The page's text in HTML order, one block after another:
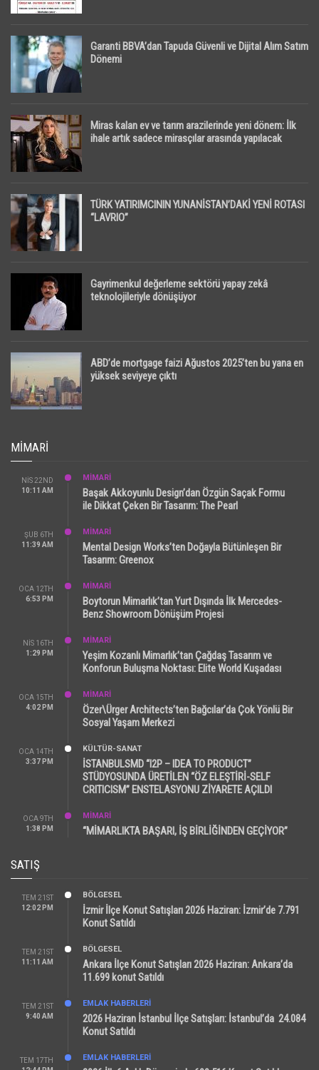
Garanti BBVA’dan Tapuda Güvenli ve Dijital Alım Satım
Dönemi
Miras kalan ev ve tarım arazilerinde yeni dönem: İlk
ihale artık sadece mirasçılar arasında yapılacak
TÜRK YATIRIMCININ YUNANİSTAN’DAKİ YENİ ROTASI
“LAVRIO”
Gayrimenkul değerleme sektörü yapay zekâ
teknolojileriyle dönüşüyor
ABD’de mortgage faizi Ağustos 2025’ten bu yana en
yüksek seviyeye çıktı
MIMARI
NIS 22ND
10:11 AM
MİMARİ
Başak Akkoyunlu Design’dan Özgün Saçak Formu
ile Dikkat Çeken Bir Tasarım: The Pearl
ŞUB 6TH
11:39 AM
MİMARİ
Mental Design Works’ten Doğayla Bütünleşen Bir
Tasarım: Greenox
OCA 12TH
6:53 PM
MİMARİ
Boytorun Mimarlık’tan Yurt Dışında İlk Mercedes-
Benz Showroom Dönüşüm Projesi
NIS 16TH
1:29 PM
MİMARİ
Yeşim Kozanlı Mimarlık’tan Çağdaş Tasarım ve
Konforun Buluşma Noktası: Elite World Kuşadası
OCA 15TH
4:02 PM
MİMARİ
Özer\Ürger Architects’ten Bağcılar’da Çok Yönlü Bir
Sosyal Yaşam Merkezi
OCA 14TH
3:37 PM
KÜLTÜR-SANAT
İSTANBULSMD “I2P – IDEA TO PRODUCT”
STÜDYOSUNDA ÜRETİLEN “ÖZ ELEŞTİRİ-SELF
CRITICISM” ENSTELASYONU ZİYARETE AÇILDI
OCA 9TH
1:38 PM
MİMARİ
“MİMARLIKTA BAŞARI, İŞ BİRLİĞİNDEN GEÇİYOR”
SATIŞ
TEM 21ST
12:02 PM
BÖLGESEL
İzmir İlçe Konut Satışları 2026 Haziran: İzmir’de 7.791
Konut Satıldı
TEM 21ST
11:11 AM
BÖLGESEL
Ankara İlçe Konut Satışları 2026 Haziran: Ankara’da
11.699 konut Satıldı
TEM 21ST
9:40 AM
EMLAK HABERLERI
2026 Haziran İstanbul İlçe Satışları: İstanbul’da 24.084
Konut Satıldı
TEM 17TH
EMLAK HABERLERI